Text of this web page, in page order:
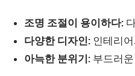
조명 조절이 용이하다:
다양한 디자인: 인테리
아늑한 분위기: 부드러